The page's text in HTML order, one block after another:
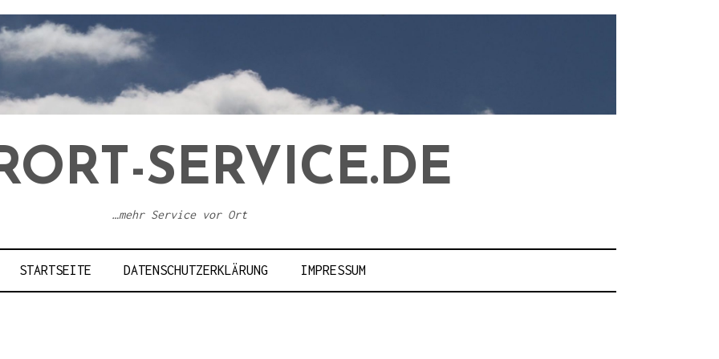
SERVICE.DE
…mehr Service vor Ort
STARTSEITE DATENSCHUTZERKLÄRUNG IMPRESSUM